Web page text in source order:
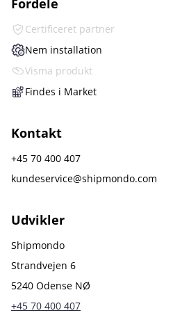
Fordele
Certificeret partner
Nem installation
Visma produkt
Findes i Market
Kontakt
+45 70 400 407
kundeservice@shipmondo.com
Udvikler
Shipmondo
Strandvejen 6
5240 Odense NØ
+45 70 400 407